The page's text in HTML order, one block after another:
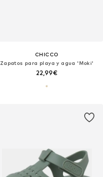
CHICCO
Zapatos para playa y agua 'Moki'
22,99€